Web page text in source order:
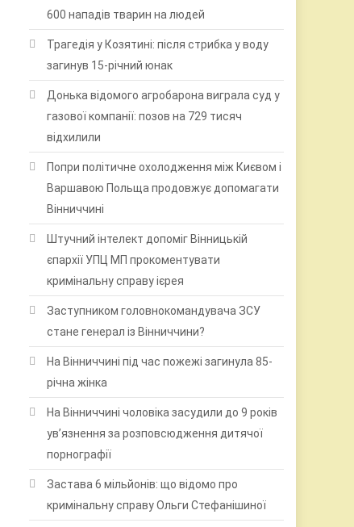
600 нападів тварин на людей
Трагедія у Козятині: після стрибка у воду
загинув 15-річний юнак
Донька відомого агробарона виграла суд у
газової компанії: позов на 729 тисяч
відхилили
Попри політичне охолодження між Києвом і
Варшавою Польща продовжує допомагати
Вінниччині
Штучний інтелект допоміг Вінницькій
єпархії УПЦ МП прокоментувати
кримінальну справу ієрея
Заступником головнокомандувача ЗСУ
стане генерал із Вінниччини?
На Вінниччині під час пожежі загинула 85-
річна жінка
На Вінниччині чоловіка засудили до 9 років
ув’язнення за розповсюдження дитячої
порнографії
Застава 6 мільйонів: що відомо про
кримінальну справу Ольги Стефанішиної